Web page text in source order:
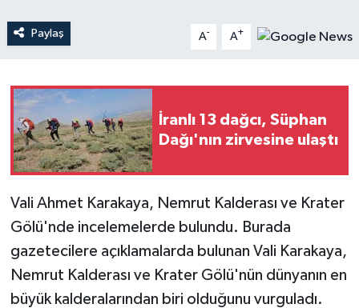
Paylaş A- A+
İranlı 13 dağcı, Süphan
Dağı'nın zirvesine ulaştı
Vali Ahmet Karakaya, Nemrut Kalderası ve Krater
Gölü'nde incelemelerde bulundu. Burada
gazetecilere açıklamalarda bulunan Vali Karakaya,
Nemrut Kalderası ve Krater Gölü'nün dünyanın en
büyük kalderalarından biri olduğunu vurguladı.
Teknoloji